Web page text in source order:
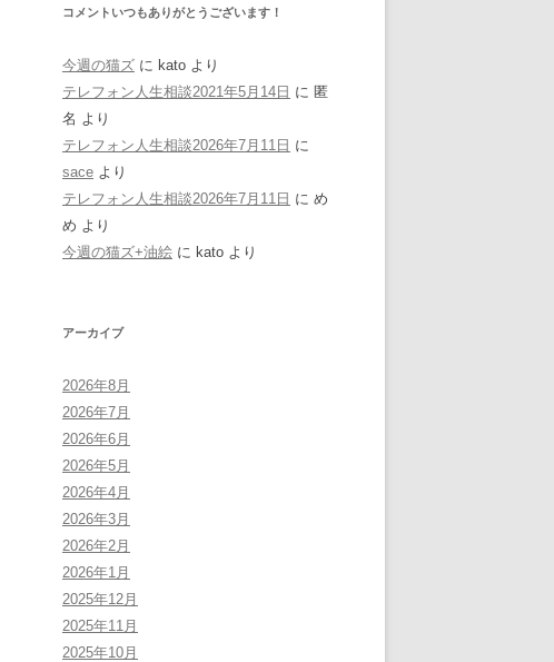
コメントいつもありがとうございます！
今週の猫ズ に kato より
テレフォン人生相談2021年5月14日 に 匿
名 より
テレフォン人生相談2026年7月11日 に
sace より
テレフォン人生相談2026年7月11日 に め
め より
今週の猫ズ+油絵 に kato より
アーカイブ
2026年8月
2026年7月
2026年6月
2026年5月
2026年4月
2026年3月
2026年2月
2026年1月
2025年12月
2025年11月
2025年10月